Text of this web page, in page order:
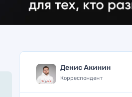
Денис Акинин
Корреспондент